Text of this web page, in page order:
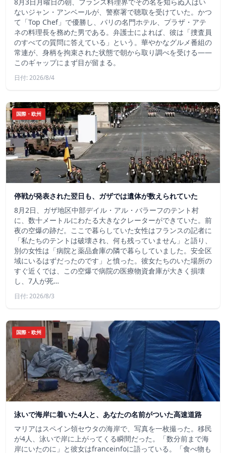
8月3日月曜日の朝、フランス料理界でその名を知らぬ人はい
ないジャン・アンベールが、警察署で聴取を受けていた。かつ
て「Top Chef」で優勝し、パリの名門ホテル、プラザ・アテ
ネの料理長を務めた男である。弁護士によれば、彼は「捜査員
のすべての質問に答えている」という。華やかなグルメ番組の
常連が、身柄を拘束された状態で朝から取り調べを受ける――
このギャップにまず目が留まる。
日付: 2026/8/4
国際・欧州
停戦が発表された翌日も、ガザでは遺体が数えられていた
8月2日、ガザ地区中部デイル・アル・バラーフのテント村
に、数十メートルにわたる大きなクレーターができていた。前
夜の空爆の跡だ。ここで暮らしていた女性はフランスの記者に
「私たちのテントは破壊され、何も残っていません」と語り、
別の女性は「病院と薬品倉庫の隣で暮らしていました。安全区
域にいるはずだったのです」と憤った。彼女たちのいた場所の
すぐ近くでは、この空爆で病院の医療物資倉庫が大きく損壊
し、7人が死…
日付: 2026/8/3
国際・欧州
泳いで海岸に着いた4人と、あなたの名前がついた高速道路
マリアはスペイン領セウタの海岸で、写真を一枚撮った。移民
が4人、泳いで岸に上がってくる瞬間だった。「数分前まで海
岸にいたのに」と彼女はfranceinfoに語っている。「食べ物も